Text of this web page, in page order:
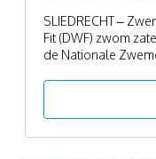
SLIEDRECHT –
Fit (DWF) zwom
de Nationale